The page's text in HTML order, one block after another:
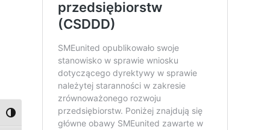
TOGGLE HIGH CONTRAST